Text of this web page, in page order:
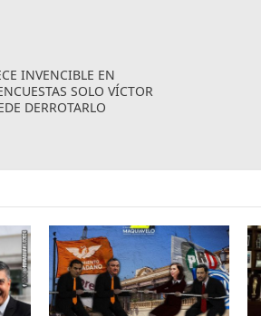
INVENCIBLE EN
SOLO VÍCTOR
DERROTARLO